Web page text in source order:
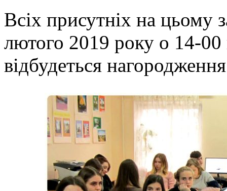
Всіх присутніх на цьому
лютого 2019 року о 14-00
відбудеться